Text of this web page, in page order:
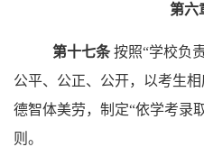
第六
第十七条 按照“学校负
公平、公正、公开，以考生
德智体美劳，制定“依学考录
则。